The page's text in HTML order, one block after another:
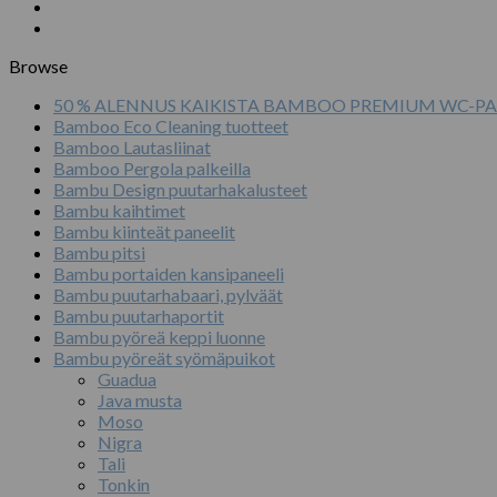
Browse
50 % ALENNUS KAIKISTA BAMBOO PREMIUM WC-
Bamboo Eco Cleaning tuotteet
Bamboo Lautasliinat
Bamboo Pergola palkeilla
Bambu Design puutarhakalusteet
Bambu kaihtimet
Bambu kiinteät paneelit
Bambu pitsi
Bambu portaiden kansipaneeli
Bambu puutarhabaari, pylväät
Bambu puutarhaportit
Bambu pyöreä keppi luonne
Bambu pyöreät syömäpuikot
Guadua
Java musta
Moso
Nigra
Tali
Tonkin